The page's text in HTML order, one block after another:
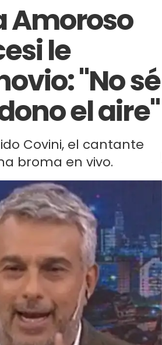
Amoroso
le
"No sé
el aire"
Covini, el cantante
broma en vivo.